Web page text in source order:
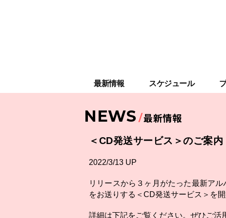
最新情報 スケジュール
NEWS 最新情報
＜CD発送サービス＞のご案内
2022/3/13 UP
リリースから３ヶ月がたった最新ア
をお送りする＜CD発送サービス＞を開
詳細は下記をご覧ください。ぜひご活